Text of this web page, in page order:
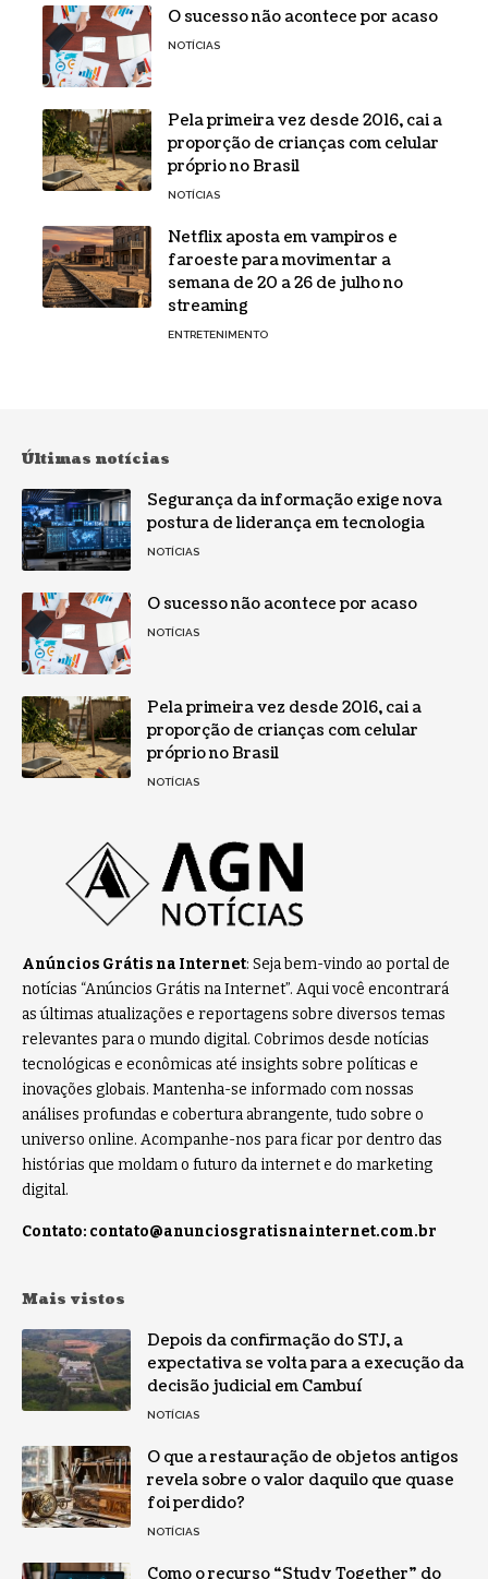
O sucesso não acontece por acaso
NOTÍCIAS
Pela primeira vez desde 2016, cai a
proporção de crianças com celular
próprio no Brasil
NOTÍCIAS
Netflix aposta em vampiros e
faroeste para movimentar a
semana de 20 a 26 de julho no
streaming
ENTRETENIMENTO
Últimas notícias
Segurança da informação exige nova
postura de liderança em tecnologia
NOTÍCIAS
O sucesso não acontece por acaso
NOTÍCIAS
Pela primeira vez desde 2016, cai a
proporção de crianças com celular
próprio no Brasil
NOTÍCIAS
Anúncios Grátis na Internet: Seja bem-vindo ao portal de
notícias “Anúncios Grátis na Internet”. Aqui você encontrará
as últimas atualizações e reportagens sobre diversos temas
relevantes para o mundo digital. Cobrimos desde notícias
tecnológicas e econômicas até insights sobre políticas e
inovações globais. Mantenha-se informado com nossas
análises profundas e cobertura abrangente, tudo sobre o
universo online. Acompanhe-nos para ficar por dentro das
histórias que moldam o futuro da internet e do marketing
digital.
Contato: contato@anunciosgratisnainternet.com.br
Mais vistos
Depois da confirmação do STJ, a
expectativa se volta para a execução da
decisão judicial em Cambuí
NOTÍCIAS
O que a restauração de objetos antigos
revela sobre o valor daquilo que quase
foi perdido?
NOTÍCIAS
Como o recurso “Study Together” do